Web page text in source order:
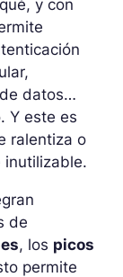
y con
datos…
Y este es
ralentiza o
inutilizable.
de
, los picos
permite